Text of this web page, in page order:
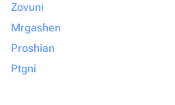
Zovuni
Mrgashen
Proshian
Ptgni